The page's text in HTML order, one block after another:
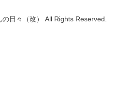
日々（改） All Rights Reserved.